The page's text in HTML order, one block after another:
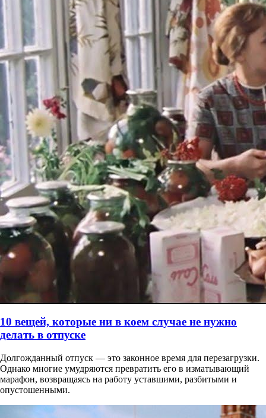
10 вещей, которые ни в коем случае не нужно
делать в отпуске
Долгожданный отпуск — это законное время для перезагрузки.
Однако многие умудряются превратить его в изматывающий
марафон, возвращаясь на работу уставшими, разбитыми и
опустошенными.